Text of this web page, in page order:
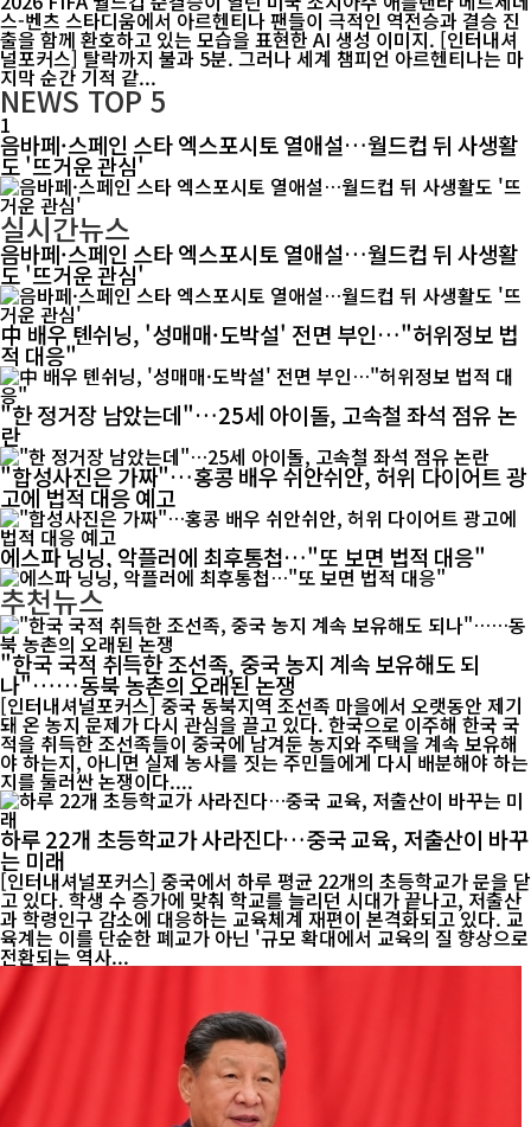
스-벤츠 스타디움에서 아르헨티나 팬들이 극적인 역전승과 결승 진
출을 함께 환호하고 있는 모습을 표현한 AI 생성 이미지. [인터내셔
널포커스] 탈락까지 불과 5분. 그러나 세계 챔피언 아르헨티나는 마
지막 순간 기적 같...
NEWS TOP 5
1
음바페·스페인 스타 엑스포시토 열애설…월드컵 뒤 사생활
도 '뜨거운 관심'
실시간뉴스
음바페·스페인 스타 엑스포시토 열애설…월드컵 뒤 사생활
도 '뜨거운 관심'
中 배우 톈쉬닝, '성매매·도박설' 전면 부인…"허위정보 법
적 대응"
"한 정거장 남았는데"…25세 아이돌, 고속철 좌석 점유 논
란
"합성사진은 가짜"…홍콩 배우 쉬안쉬안, 허위 다이어트 광
고에 법적 대응 예고
에스파 닝닝, 악플러에 최후통첩…"또 보면 법적 대응"
추천뉴스
"한국 국적 취득한 조선족, 중국 농지 계속 보유해도 되
나"……동북 농촌의 오래된 논쟁
[인터내셔널포커스] 중국 동북지역 조선족 마을에서 오랫동안 제기
돼 온 농지 문제가 다시 관심을 끌고 있다. 한국으로 이주해 한국 국
적을 취득한 조선족들이 중국에 남겨둔 농지와 주택을 계속 보유해
야 하는지, 아니면 실제 농사를 짓는 주민들에게 다시 배분해야 하는
지를 둘러싼 논쟁이다....
하루 22개 초등학교가 사라진다…중국 교육, 저출산이 바꾸
는 미래
[인터내셔널포커스] 중국에서 하루 평균 22개의 초등학교가 문을 닫
고 있다. 학생 수 증가에 맞춰 학교를 늘리던 시대가 끝나고, 저출산
과 학령인구 감소에 대응하는 교육체계 재편이 본격화되고 있다. 교
육계는 이를 단순한 폐교가 아닌 '규모 확대에서 교육의 질 향상으로
전환되는 역사...